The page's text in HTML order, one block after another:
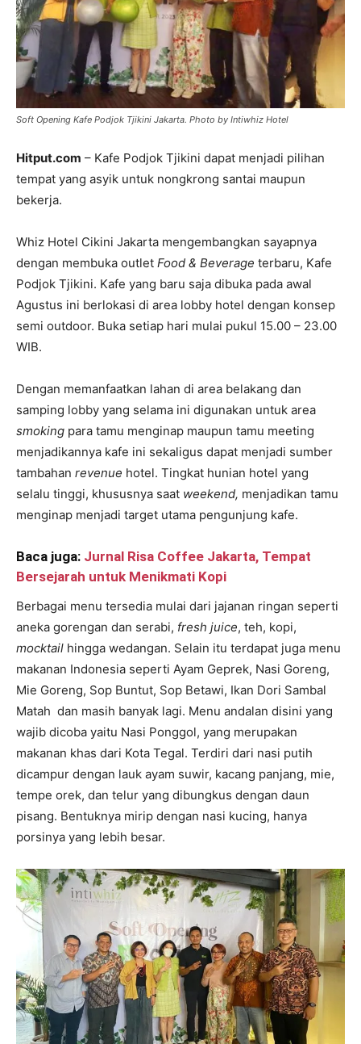
Soft Opening Kafe Podjok Tjikini Jakarta. Photo by Intiwhiz Hotel
Hitput.com – Kafe Podjok Tjikini dapat menjadi pilihan
tempat yang asyik untuk nongkrong santai maupun
bekerja.
Whiz Hotel Cikini Jakarta mengembangkan sayapnya
dengan membuka outlet Food & Beverage terbaru, Kafe
Podjok Tjikini. Kafe yang baru saja dibuka pada awal
Agustus ini berlokasi di area lobby hotel dengan konsep
semi outdoor. Buka setiap hari mulai pukul 15.00 – 23.00
WIB.
Dengan memanfaatkan lahan di area belakang dan
samping lobby yang selama ini digunakan untuk area
smoking para tamu menginap maupun tamu meeting
menjadikannya kafe ini sekaligus dapat menjadi sumber
tambahan revenue hotel. Tingkat hunian hotel yang
selalu tinggi, khususnya saat weekend, menjadikan tamu
menginap menjadi target utama pengunjung kafe.
Baca juga: Jurnal Risa Coffee Jakarta, Tempat
Bersejarah untuk Menikmati Kopi
Berbagai menu tersedia mulai dari jajanan ringan seperti
aneka gorengan dan serabi, fresh juice, teh, kopi,
mocktail hingga wedangan. Selain itu terdapat juga menu
makanan Indonesia seperti Ayam Geprek, Nasi Goreng,
Mie Goreng, Sop Buntut, Sop Betawi, Ikan Dori Sambal
Matah dan masih banyak lagi. Menu andalan disini yang
wajib dicoba yaitu Nasi Ponggol, yang merupakan
makanan khas dari Kota Tegal. Terdiri dari nasi putih
dicampur dengan lauk ayam suwir, kacang panjang, mie,
tempe orek, dan telur yang dibungkus dengan daun
pisang. Bentuknya mirip dengan nasi kucing, hanya
porsinya yang lebih besar.